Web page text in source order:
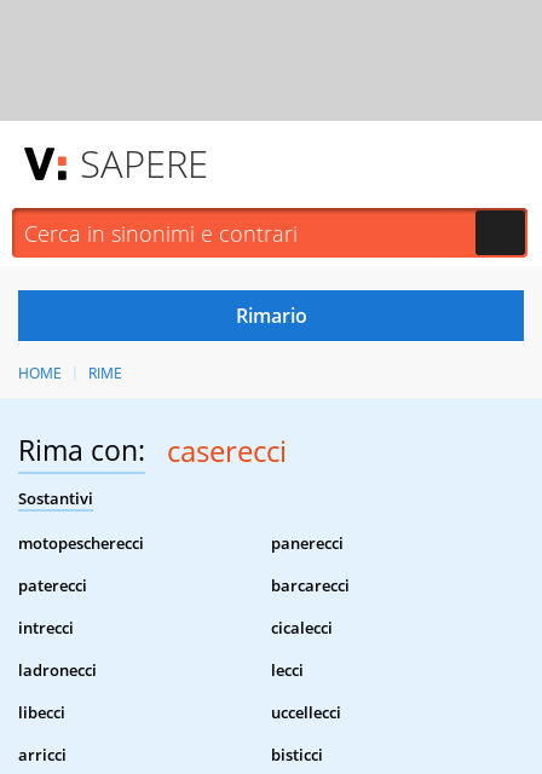
SAPERE
HOME RIME
Rima con: caserecci
Sostantivi
motopescherecci
panerecci
paterecci
barcarecci
intrecci
cicalecci
ladronecci
lecci
libecci
uccellecci
arricci
bisticci